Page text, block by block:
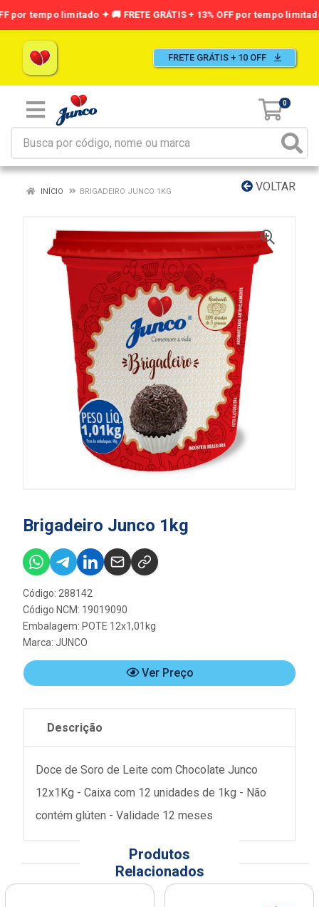
FRETE GRÁTIS + 10 OFF
0
VOLTAR
INÍCIO BRIGADEIRO JUNCO 1KG
Brigadeiro Junco 1kg
Código: 288142
Código NCM: 19019090
Embalagem: POTE 12x1,01kg
Marca: JUNCO
Ver Preço
Descrição
Doce de Soro de Leite com Chocolate Junco
12x1Kg - Caixa com 12 unidades de 1kg - Não
contém glúten - Validade 12 meses
Produtos
Relacionados